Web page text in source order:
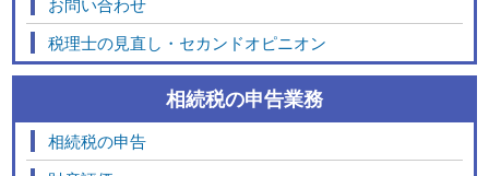
税理士の見直し・セカンドオピニオン
相続税の申告業務
相続税の申告